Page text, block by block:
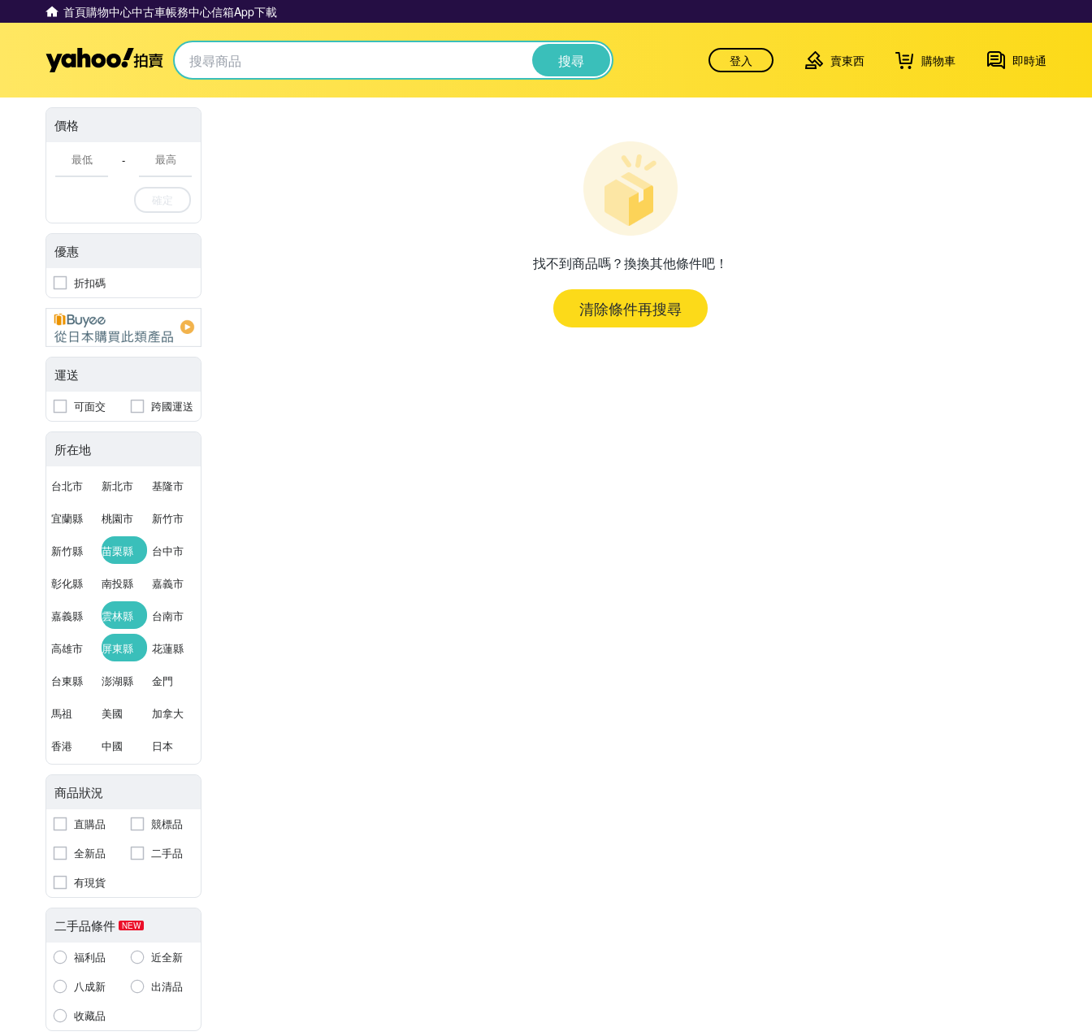
首頁購物中心中古車帳務中心信箱App下載
Yahoo拍賣 搜尋 登入 賣東西 購物車 即時通
價格
-
確定
優惠
折扣碼
運送
可面交 跨國運送
所在地
台北市 新北市 基隆市
宜蘭縣 桃園市 新竹市
新竹縣 苗栗縣 台中市
彰化縣 南投縣 嘉義市
嘉義縣 雲林縣 台南市
高雄市 屏東縣 花蓮縣
台東縣 澎湖縣 金門
馬祖 美國 加拿大
香港 中國 日本
商品狀況
直購品
競標品
全新品
二手品
有現貨
二手品條件 NEW
福利品
近全新
八成新
出清品
收藏品
找不到商品嗎？換換其他條件吧！
清除條件再搜尋